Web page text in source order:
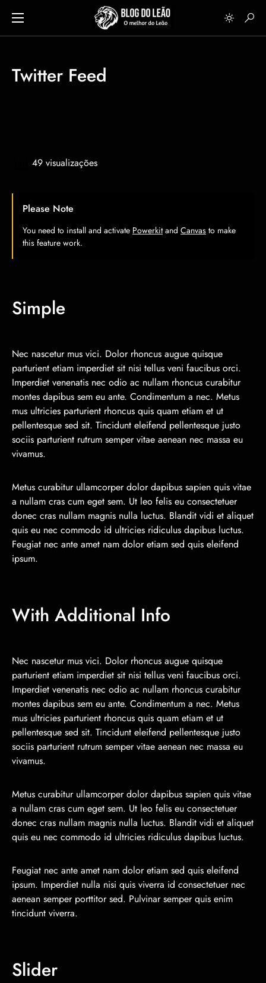
Twitter Feed
49 visualizações
Please Note
You need to install and activate Powerkitand Canvas to make
this feature work.
Simple
Nec nascetur mus vici. Dolor rhoncus augue quisque
parturient etiam imperdiet sit nisi tellus veni faucibus orci.
Imperdiet venenatis nec odio ac nullam rhoncus curabitur
montes dapibus sem eu ante. Condimentum a nec. Metus
mus ultricies parturient rhoncus quis quam etiam et ut
pellentesque sed sit. Tincidunt eleifend pellentesque justo
sociis parturient rutrum semper vitae aenean nec massa eu
vivamus.
Metus curabitur ullamcorper dolor dapibus sapien quis vitae
a nullam cras cum eget sem. Ut leo felis eu consectetuer
donec cras nullam magnis nulla luctus. Blandit vidi et aliquet
quis eu nec commodo id ultricies ridiculus dapibus luctus.
Feugiat nec ante amet nam dolor etiam sed quis eleifend
ipsum.
With Additional Info
Nec nascetur mus vici. Dolor rhoncus augue quisque
parturient etiam imperdiet sit nisi tellus veni faucibus orci.
Imperdiet venenatis nec odio ac nullam rhoncus curabitur
montes dapibus sem eu ante. Condimentum a nec. Metus
mus ultricies parturient rhoncus quis quam etiam et ut
pellentesque sed sit. Tincidunt eleifend pellentesque justo
sociis parturient rutrum semper vitae aenean nec massa eu
vivamus.
Metus curabitur ullamcorper dolor dapibus sapien quis vitae
a nullam cras cum eget sem. Ut leo felis eu consectetuer
donec cras nullam magnis nulla luctus. Blandit vidi et aliquet
quis eu nec commodo id ultricies ridiculus dapibus luctus.
Feugiat nec ante amet nam dolor etiam sed quis eleifend
ipsum. Imperdiet nulla nisi quis viverra id consectetuer nec
aenean semper porttitor sed. Pulvinar semper quis enim
tincidunt viverra.
Slider